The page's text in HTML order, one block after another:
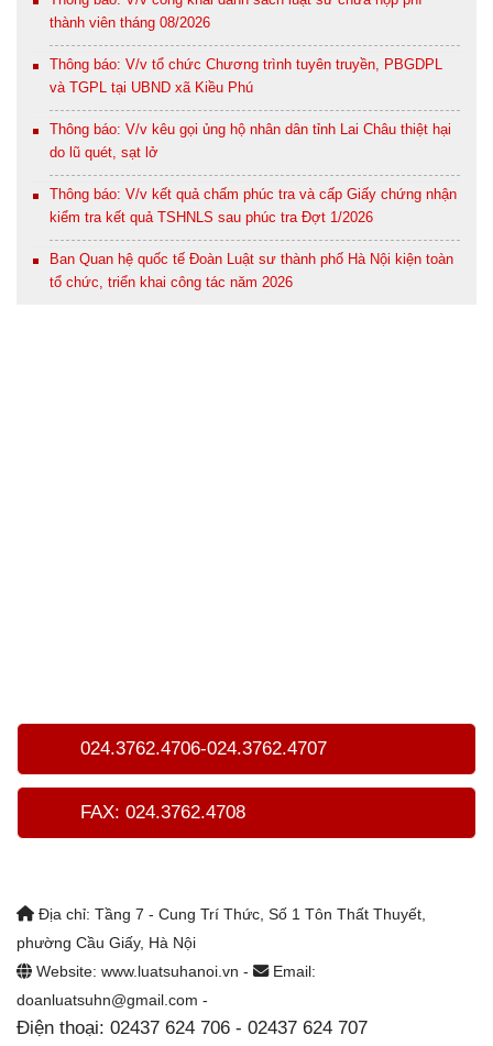
thành viên tháng 08/2026
Thông báo: V/v tổ chức Chương trình tuyên truyền, PBGDPL
và TGPL tại UBND xã Kiều Phú
Thông báo: V/v kêu gọi ủng hộ nhân dân tỉnh Lai Châu thiệt hại
do lũ quét, sạt lở
Thông báo: V/v kết quả chấm phúc tra và cấp Giấy chứng nhận
kiểm tra kết quả TSHNLS sau phúc tra Đợt 1/2026
Ban Quan hệ quốc tế Đoàn Luật sư thành phố Hà Nội kiện toàn
tổ chức, triển khai công tác năm 2026
024.3762.4706-024.3762.4707
FAX: 024.3762.4708
Địa chỉ: Tầng 7 - Cung Trí Thức, Số 1 Tôn Thất Thuyết,
phường Cầu Giấy, Hà Nội
Website: www.luatsuhanoi.vn -
Email:
doanluatsuhn@gmail.com -
Điện thoại: 02437 624 706 - 02437 624 707